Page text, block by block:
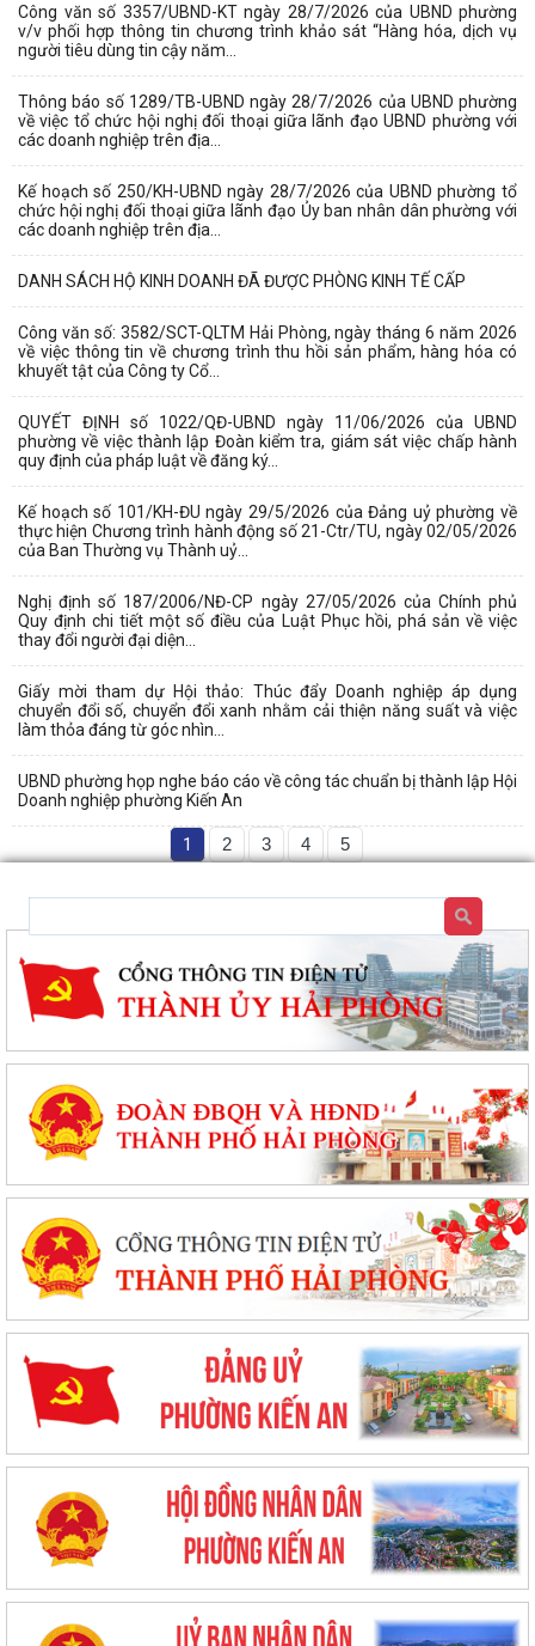
Công văn số 3357/UBND-KT ngày 28/7/2026 của UBND phường
v/v phối hợp thông tin chương trình khảo sát “Hàng hóa, dịch vụ
người tiêu dùng tin cậy năm...
Thông báo số 1289/TB-UBND ngày 28/7/2026 của UBND phường
về việc tổ chức hội nghị đối thoại giữa lãnh đạo UBND phường với
các doanh nghiệp trên địa...
Kế hoạch số 250/KH-UBND ngày 28/7/2026 của UBND phường tổ
chức hội nghị đối thoại giữa lãnh đạo Ủy ban nhân dân phường với
các doanh nghiệp trên địa...
DANH SÁCH HỘ KINH DOANH ĐÃ ĐƯỢC PHÒNG KINH TẾ CẤP
Công văn số: 3582/SCT-QLTM Hải Phòng, ngày tháng 6 năm 2026
về việc thông tin về chương trình thu hồi sản phẩm, hàng hóa có
khuyết tật của Công ty Cổ...
QUYẾT ĐỊNH số 1022/QĐ-UBND ngày 11/06/2026 của UBND
phường về việc thành lập Đoàn kiểm tra, giám sát việc chấp hành
quy định của pháp luật về đăng ký...
Kế hoạch số 101/KH-ĐU ngày 29/5/2026 của Đảng uỷ phường về
thực hiện Chương trình hành động số 21-Ctr/TU, ngày 02/05/2026
của Ban Thường vụ Thành uỷ...
Nghị định số 187/2006/NĐ-CP ngày 27/05/2026 của Chính phủ
Quy định chi tiết một số điều của Luật Phục hồi, phá sản về việc
thay đổi người đại diện...
Giấy mời tham dự Hội thảo: Thúc đẩy Doanh nghiệp áp dụng
chuyển đổi số, chuyển đổi xanh nhằm cải thiện năng suất và việc
làm thỏa đáng từ góc nhìn...
UBND phường họp nghe báo cáo về công tác chuẩn bị thành lập Hội
Doanh nghiệp phường Kiến An
1 2 3 4 5